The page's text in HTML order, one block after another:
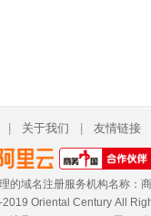
关于我们 友情链接
的域名注册服务机构名称：
Oriental Century All